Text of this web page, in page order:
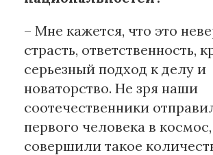
– Мне кажется, что это
страсть, ответственность,
серьезный подход к делу и
новаторство. Не зря наши
соотечественники
первого человека в
совершили такое